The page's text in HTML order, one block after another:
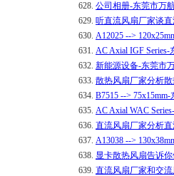
628. 公司相册-东莞市万
629. 听直流风扇厂家谈
630. A12025 -->
631. AC Axial IGF
632. 新能源设备-东莞市
633. 散热风扇厂家分析
634. B7515 -->
635. AC Axial WAC
636. 直流风扇厂家分析
637. A13038 -->
638. 显卡散热风扇告诉
639. 直流风扇厂家和交